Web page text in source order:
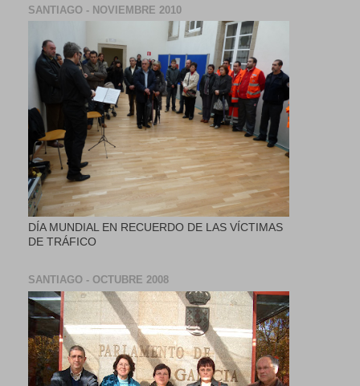
SANTIAGO - NOVIEMBRE 2010
DÍA MUNDIAL EN RECUERDO DE LAS VÍCTIMAS
DE TRÁFICO
SANTIAGO - OCTUBRE 2008